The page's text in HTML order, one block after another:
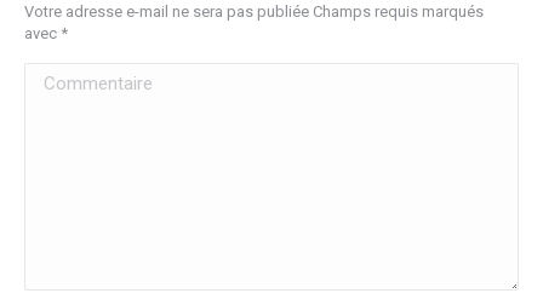
Votre adresse e-mail ne sera pas publiée Champs requis marqués
avec *
Commentaire